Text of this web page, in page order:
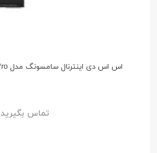
اس اس دی اینترنال سامسونگ مدل 990Pro ظرفیت 2 ترابایت
تماس بگیرید